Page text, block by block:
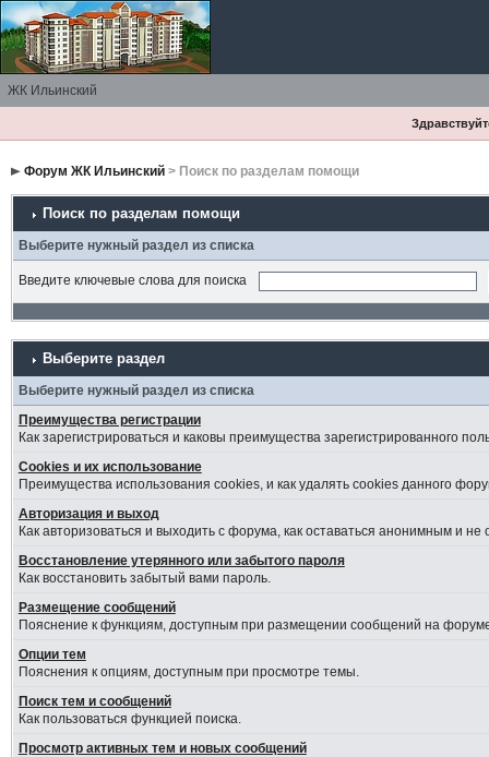
ЖК Ильинский
Форум ЖК Ильинский> Поиск по разделам помощи
Поиск по разделам помощи
Выберите нужный раздел из списка
Введите ключевые слова для поиска
Выберите раздел
Выберите нужный раздел из списка
Преимущества регистрации
Как зарегистрироваться и каковы преимущества зарегистрированного
Cookies и их использование
Преимущества использования cookies, и как удалять cookies данного
Авторизация и выход
Как авторизоваться и выходить с форума, как оставаться анонимным и
Восстановление утерянного или забытого пароля
Как восстановить забытый вами пароль.
Размещение сообщений
Пояснение к функциям, доступным при размещении сообщений на
Опции тем
Пояснения к опциям, доступным при просмотре темы.
Поиск тем и сообщений
Как пользоваться функцией поиска.
Просмотр активных тем и новых сообщений